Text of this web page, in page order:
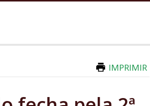
IMPRIMIR